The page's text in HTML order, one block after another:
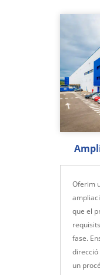
Oferim
que el
fase.
un